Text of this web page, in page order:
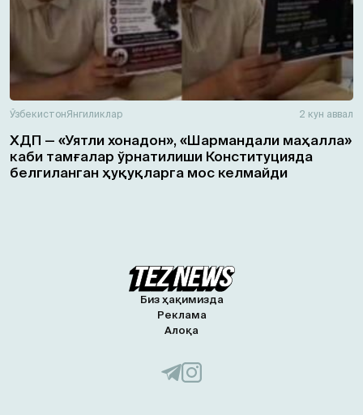
ЎзбекистонЯнгиликлар 2 кун аввал
ХДП — «Уятли хонадон», «Шармандали маҳалла»
каби тамғалар ўрнатилиши Конституцияда
белгиланган ҳуқуқларга мос келмайди
Биз ҳақимизда
Реклама
Алоқа